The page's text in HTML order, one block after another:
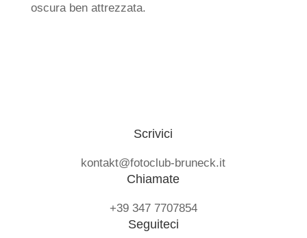
oscura ben attrezzata.
Scrivici
kontakt@fotoclub-bruneck.it
Chiamate
+39 347 7707854
Seguiteci